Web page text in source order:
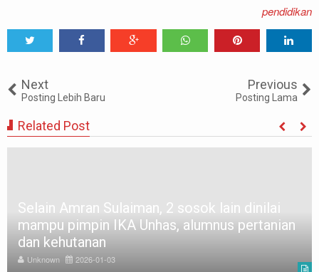
pendidikan
Next
Posting Lebih Baru
Previous
Posting Lama
Related Post
Selain Amran Sulaiman, 2 sosok lain dinilai
mampu pimpin IKA Unhas, alumnus pertanian
dan kehutanan
Unknown 2026-01-03